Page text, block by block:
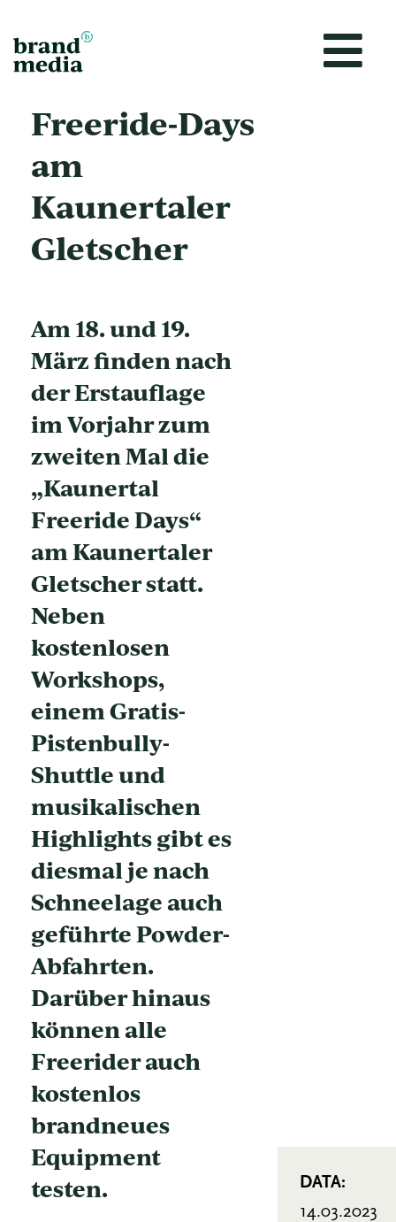
contenuto
Freeride-Days
am
Kaunertaler
Gletscher
Am 18. und 19.
März finden nach
der Erstauflage
im Vorjahr zum
zweiten Mal die
„Kaunertal
Freeride Days“
am Kaunertaler
Gletscher statt.
Neben
kostenlosen
Workshops,
einem Gratis-
Pistenbully-
Shuttle und
musikalischen
Highlights gibt es
diesmal je nach
Schneelage auch
geführte Powder-
Abfahrten.
Darüber hinaus
können alle
Freerider auch
kostenlos
brandneues
Equipment
testen.
DATA:
14.03.2023